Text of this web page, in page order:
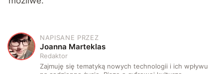
J
NAPISANE PRZEZ
Joanna Marteklas
Redaktor
Zajmuję się tematyką nowych technologii i ich wpływu